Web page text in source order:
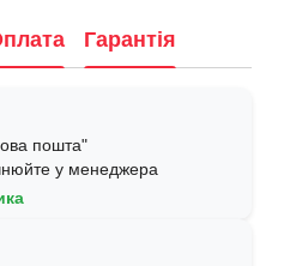
Гарантія
пошта"
у менеджера